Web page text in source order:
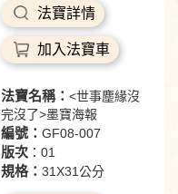
法寶詳情
加入法寶車
法寶名稱： <世事塵緣沒
完沒了>墨寶海報
編號： GF08-007
版次：01
規格： 31X31公分